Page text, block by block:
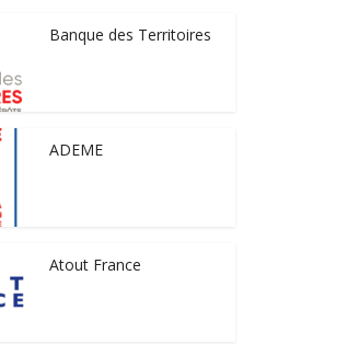
Banque des Territoires
ADEME
Atout France